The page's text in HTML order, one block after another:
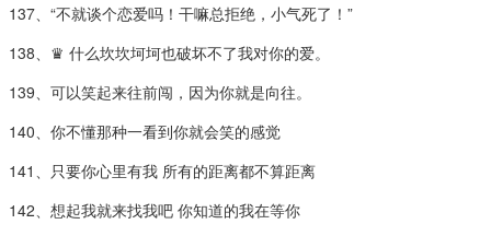
137、“不就谈个恋爱吗！干嘛总拒绝，小气死了！”
138、♛ 什么坎坎坷坷也破坏不了我对你的爱。
139、可以笑起来往前闯，因为你就是向往。
140、你不懂那种一看到你就会笑的感觉
141、只要你心里有我 所有的距离都不算距离
142、想起我就来找我吧 你知道的我在等你